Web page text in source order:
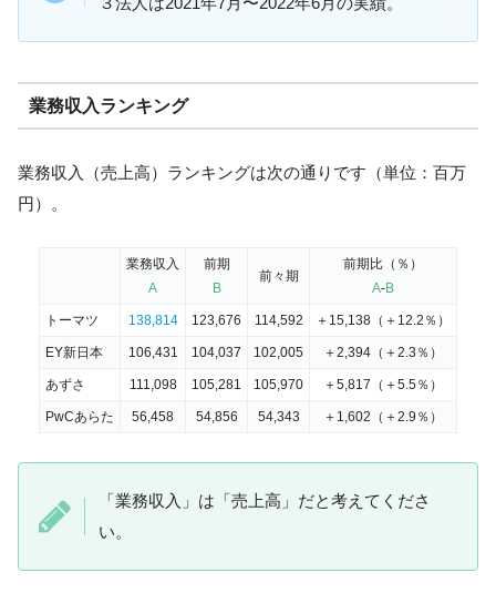
業務収入ランキング
業務収入（売上高）ランキングは次の通りです（単位：百万
円）。
業務収入
A
前期
B
前々期
前期比（％）
A-B
トーマツ 138,814 123,676 114,592 ＋15,138（＋12.2％）
EY新日本 106,431 104,037 102,005 ＋2,394（＋2.3％）
あずさ 111,098 105,281 105,970 ＋5,817（＋5.5％）
PwCあらた 56,458 54,856 54,343 ＋1,602（＋2.9％）
「業務収入」は「売上高」だと考えてくださ
い。